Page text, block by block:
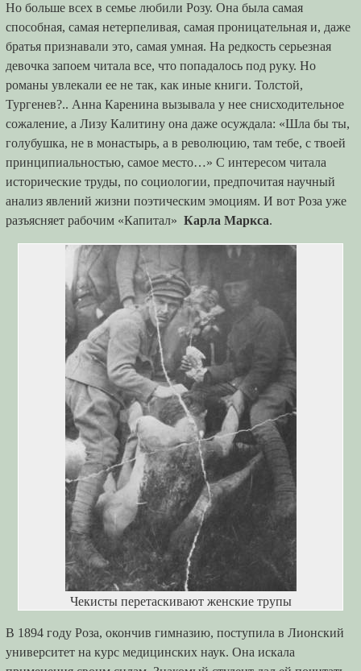
Но больше всех в семье любили Розу. Она была самая
способная, самая нетерпеливая, самая проницательная и, даже
братья признавали это, самая умная. На редкость серьезная
девочка запоем читала все, что попадалось под руку. Но
романы увлекали ее не так, как иные книги. Толстой,
Тургенев?.. Анна Каренина вызывала у нее снисходительное
сожаление, а Лизу Калитину она даже осуждала: «Шла бы ты,
голубушка, не в монастырь, а в революцию, там тебе, с твоей
принципиальностью, самое место…» С интересом читала
исторические труды, по социологии, предпочитая научный
анализ явлений жизни поэтическим эмоциям. И вот Роза уже
разъясняет рабочим «Капитал»Карла Маркса.
Чекисты перетаскивают женские трупы
В 1894 году Роза, окончив гимназию, поступила в Лионский
университет на курс медицинских наук. Она искала